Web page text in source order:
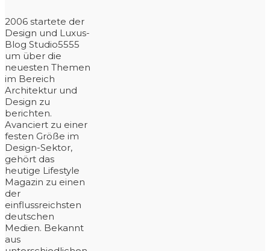
2006 startete der
Design und Luxus-
Blog Studio5555
um über die
neuesten Themen
im Bereich
Architektur und
Design zu
berichten.
Avanciert zu einer
festen Größe im
Design-Sektor,
gehört das
heutige Lifestyle
Magazin zu einen
der
einflussreichsten
deutschen
Medien. Bekannt
aus